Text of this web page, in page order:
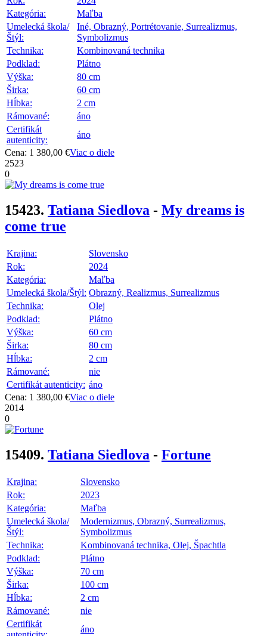
Kategória:
Maľba
Umelecká škola/
Štýl:
Iné, Obrazný, Portrétovanie, Surrealizmus,
Symbolizmus
Technika:
Kombinovaná technika
Podklad:
Plátno
Výška:
80 cm
Širka:
60 cm
Hĺbka:
2 cm
Rámované:
áno
Certifikát
autenticity:
áno
Cena: 1 380,00 €Viac o diele
2523
0
15423. Tatiana Siedlova - My dreams is
come true
Krajina:
Slovensko
Rok:
2024
Kategória:
Maľba
Umelecká škola/Štýl: Obrazný, Realizmus, Surrealizmus
Technika:
Olej
Podklad:
Plátno
Výška:
60 cm
Širka:
80 cm
Hĺbka:
2 cm
Rámované:
nie
Certifikát autenticity: áno
Cena: 1 380,00 €Viac o diele
2014
0
15409. Tatiana Siedlova - Fortune
Krajina:
Slovensko
Rok:
2023
Kategória:
Maľba
Umelecká škola/
Štýl:
Modernizmus, Obrazný, Surrealizmus,
Symbolizmus
Technika:
Kombinovaná technika, Olej, Špachtla
Podklad:
Plátno
Výška:
70 cm
Širka:
100 cm
Hĺbka:
2 cm
Rámované:
nie
Certifikát
áno